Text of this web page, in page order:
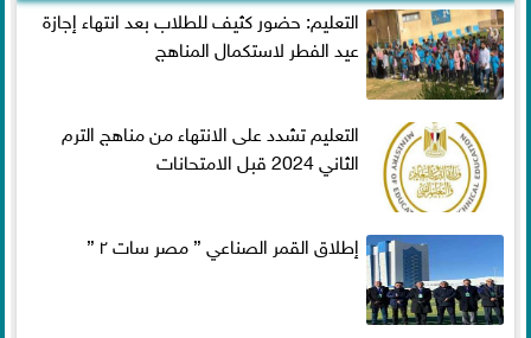
التعليم: حضور كثيف للطلاب بعد انتهاء إجازة
عيد الفطر لاستكمال المناهج
التعليم تشدد على الانتهاء من مناهج الترم
الثاني 2024 قبل الامتحانات
إطلاق القمر الصناعي ” مصر سات ٢ ”